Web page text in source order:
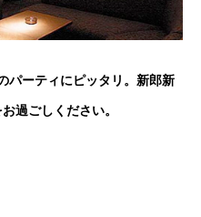
パーティにピッタリ。新郎新
過ごしください。